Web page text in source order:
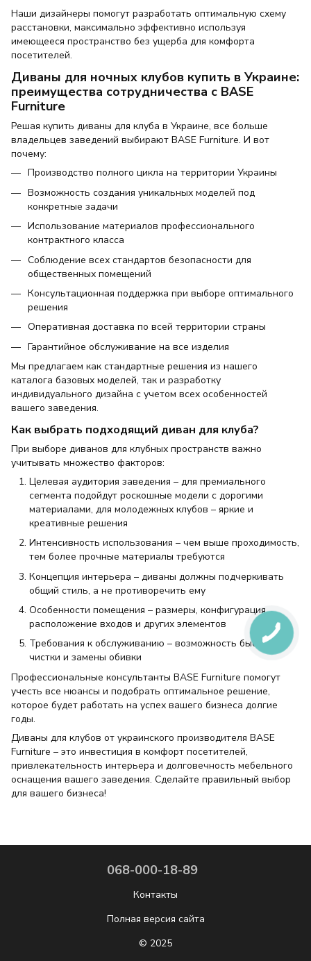
Наши дизайнеры помогут разработать оптимальную схему
расстановки, максимально эффективно используя
имеющееся пространство без ущерба для комфорта
посетителей.
Диваны для ночных клубов купить в Украине:
преимущества сотрудничества с BASE
Furniture
Решая купить диваны для клуба в Украине, все больше
владельцев заведений выбирают BASE Furniture. И вот
почему:
Производство полного цикла на территории Украины
Возможность создания уникальных моделей под
конкретные задачи
Использование материалов профессионального
контрактного класса
Соблюдение всех стандартов безопасности для
общественных помещений
Консультационная поддержка при выборе оптимального
решения
Оперативная доставка по всей территории страны
Гарантийное обслуживание на все изделия
Мы предлагаем как стандартные решения из нашего
каталога базовых моделей, так и разработку
индивидуального дизайна с учетом всех особенностей
вашего заведения.
Как выбрать подходящий диван для клуба?
При выборе диванов для клубных пространств важно
учитывать множество факторов:
Целевая аудитория заведения – для премиального
сегмента подойдут роскошные модели с дорогими
материалами, для молодежных клубов – яркие и
креативные решения
Интенсивность использования – чем выше проходимость,
тем более прочные материалы требуются
Концепция интерьера – диваны должны подчеркивать
общий стиль, а не противоречить ему
Особенности помещения – размеры, конфигурация,
расположение входов и других элементов
Требования к обслуживанию – возможность быстрой
чистки и замены обивки
Профессиональные консультанты BASE Furniture помогут
учесть все нюансы и подобрать оптимальное решение,
которое будет работать на успех вашего бизнеса долгие
годы.
Диваны для клубов от украинского производителя BASE
Furniture – это инвестиция в комфорт посетителей,
привлекательность интерьера и долговечность мебельного
оснащения вашего заведения. Сделайте правильный выбор
для вашего бизнеса!
068-000-18-89
Контакты
Полная версия сайта
© 2025